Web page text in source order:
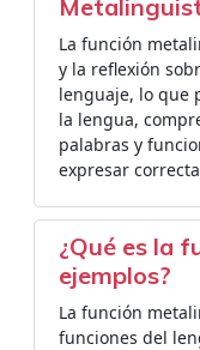
La función
y la reflexión
lenguaje, lo que
la lengua,
palabras y
expresar
¿Qué es la
ejemplos?
La función
funciones del